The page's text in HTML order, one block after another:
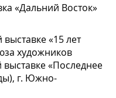
«Дальний Восток»
«15 лет
художников
выставке «Последнее
г. Южно-